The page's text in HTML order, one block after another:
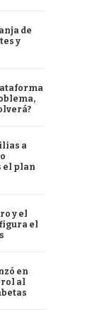
de
y
a
el plan
y el
el
en
al